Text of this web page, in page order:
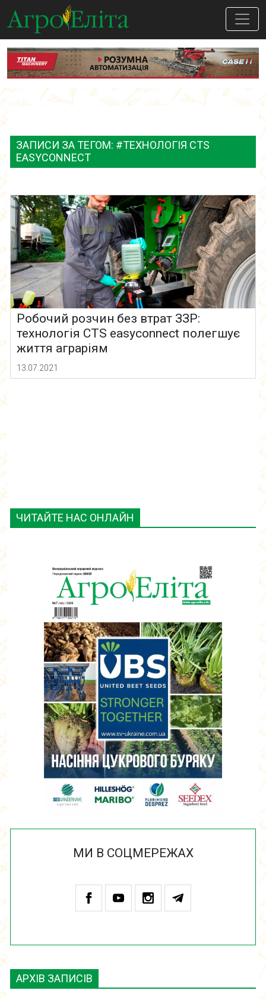
ЧИТАЙТЕ НАС ОНЛАЙН
МИ В СОЦМЕРЕЖАХ
АРХІВ ЗАПИСІВ
ЗАПИСИ ЗА ТЕГОМ: #ТЕХНОЛОГІЯ CTS
EASYCONNECT
Робочий розчин без втрат ЗЗР:
технологія CTS easyconnect полегшує
життя аграріям
13.07.2021